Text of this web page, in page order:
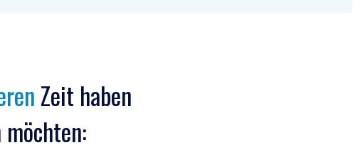
Zeit haben